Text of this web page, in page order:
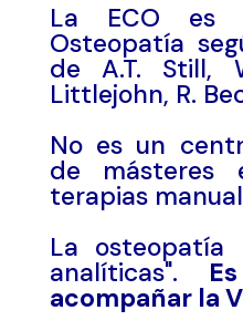
La ECO es
Osteopatía
de A.T. Still,
Littlejohn, R.
No es un
de másteres
terapias
La osteopatía
analíticas".
acompañar la